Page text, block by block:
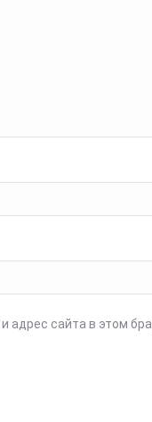
адрес сайта в этом